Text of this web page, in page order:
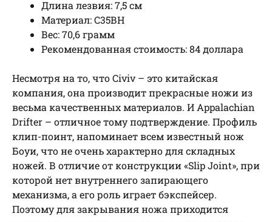
Длина лезвия: 7,5 см
Материал: С35ВН
Вес: 70,6 грамм
Рекомендованная стоимость: 84 доллара
Несмотря на то, что Civiv – это китайская
компания, она производит прекрасные ножи из
весьма качественных материалов. И Appalachian
Drifter – отличное тому подтверждение. Профиль
клип-поинт, напоминает всем известный нож
Боуи, что не очень характерно для складных
ножей. В отличие от конструкции «Slip Joint», при
которой нет внутреннего запирающего
механизма, а его роль играет бэкспейсер.
Поэтому для закрывания ножа приходится